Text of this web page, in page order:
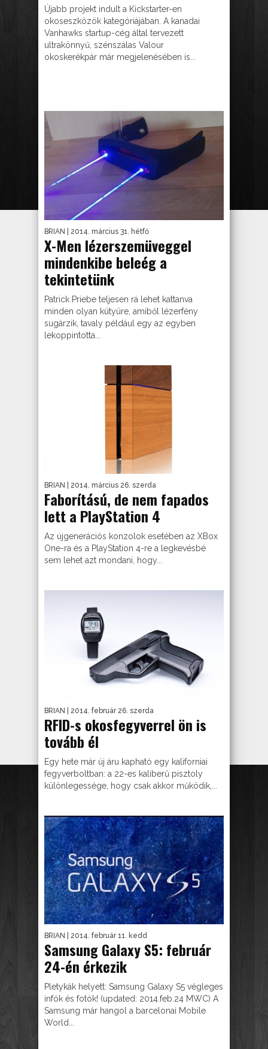
Újabb projekt indult a Kickstarter-en
okoseszközök kategóriájában. A kanadai
Vanhawks startup-cég által tervezett
ultrakönnyű, szénszálas Valour
okoskerékpár már megjelenésében is...
BRIAN | 2014. március 31. hétfő
X-Men lézerszemüveggel
mindenkibe beleég a
tekintetünk
Patrick Priebe teljesen rá lehet kattanva
minden olyan kütyüre, amiből lézerfény
sugárzik, tavaly például egy az egyben
lekoppintotta...
BRIAN | 2014. március 26. szerda
Faborítású, de nem fapados
lett a PlayStation 4
Az újgenerációs konzolok esetében az XBox
One-ra és a PlayStation 4-re a legkevésbé
sem lehet azt mondani, hogy...
BRIAN | 2014. február 26. szerda
RFID-s okosfegyverrel ön is
tovább él
Egy hete már új áru kapható egy kaliforniai
fegyverboltban: a 22-es kaliberű pisztoly
különlegessége, hogy csak akkor működik,...
BRIAN | 2014. február 11. kedd
Samsung Galaxy S5: február
24-én érkezik
Pletykák helyett: Samsung Galaxy S5 végleges
infók és fotók! (updated: 2014.feb.24 MWC) A
Samsung már hangol a barcelonai Mobile
World...